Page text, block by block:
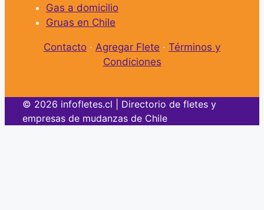
Gas a domicilio
Gruas en Chile
Contacto · Agregar Flete · Términos y
Condiciones
© 2026 infofletes.cl | Directorio de fletes y
empresas de mudanzas de Chile